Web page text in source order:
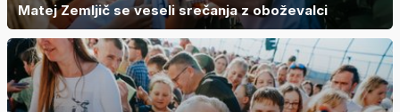
Matej Zemljič se veseli srečanja z oboževalci